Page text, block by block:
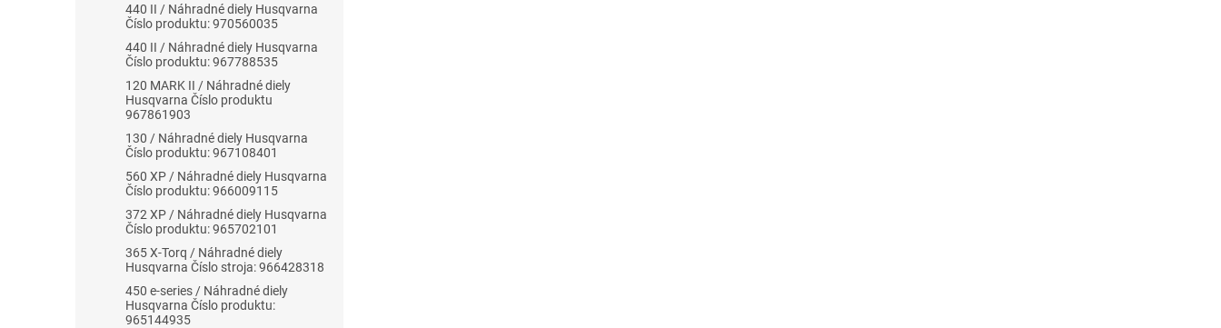
440 II / Náhradné diely Husqvarna
Číslo produktu: 970560035
440 II / Náhradné diely Husqvarna
Číslo produktu: 967788535
120 MARK II / Náhradné diely
Husqvarna Číslo produktu
967861903
130 / Náhradné diely Husqvarna
Číslo produktu: 967108401
560 XP / Náhradné diely Husqvarna
Číslo produktu: 966009115
372 XP / Náhradné diely Husqvarna
Číslo produktu: 965702101
365 X-Torq / Náhradné diely
Husqvarna Číslo stroja: 966428318
450 e-series / Náhradné diely
Husqvarna Číslo produktu:
965144935